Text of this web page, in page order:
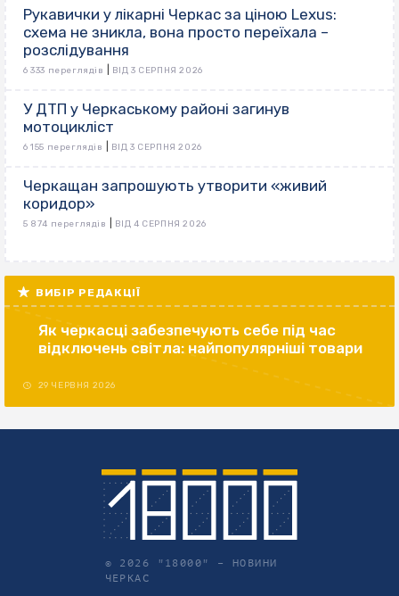
Рукавички у лікарні Черкас за ціною Lexus:
схема не зникла, вона просто переїхала –
розслідування
6 333 переглядів ВІД 3 СЕРПНЯ 2026
У ДТП у Черкаському районі загинув
мотоцикліст
6 155 переглядів ВІД 3 СЕРПНЯ 2026
Черкащан запрошують утворити «живий
коридор»
5 874 переглядів ВІД 4 СЕРПНЯ 2026
ВИБІР РЕДАКЦІЇ
Як черкасці забезпечують себе під час
відключень світла: найпопулярніші товари
29 ЧЕРВНЯ 2026
© 2026 "18000" – НОВИНИ
ЧЕРКАС